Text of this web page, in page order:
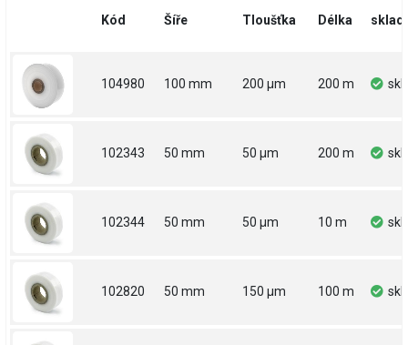
Kód Šíře Tloušťka Délka sklad
104980 100 mm 200 µm 200 m
102343 50 mm 50 µm 200 m
102344 50 mm 50 µm 10 m
102820 50 mm 150 µm 100 m